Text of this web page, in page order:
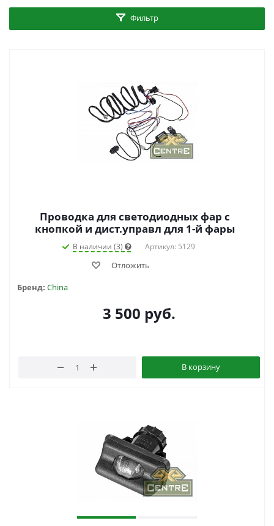
Фильтр
Проводка для светодиодных фар с
кнопкой и дист.управл для 1-й фары
В наличии (3) Артикул: 5129
Отложить
Бренд: China
3 500 руб.
В корзину